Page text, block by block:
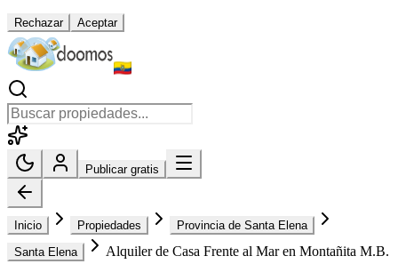
Rechazar Aceptar
Publicar gratis
Inicio Propiedades
Provincia de Santa Elena
Santa Elena
Alquiler de Casa Frente al Mar en Montañita M.B.